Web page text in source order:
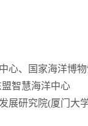
、国家海洋博物
智慧海洋中心
研究院(厦门大学